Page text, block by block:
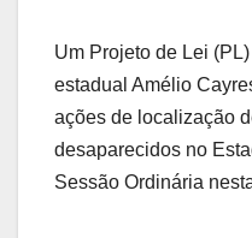
Um Projeto de Lei
estadual Amélio
ações de localização
desaparecidos no
Sessão Ordinária